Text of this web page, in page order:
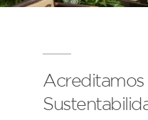
Acreditamos